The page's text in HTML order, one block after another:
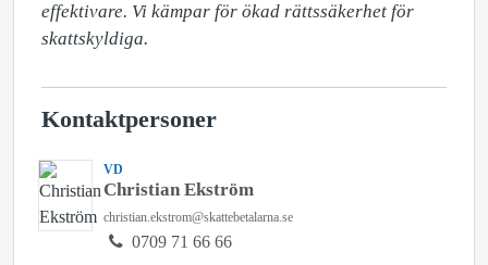
effektivare. Vi kämpar för ökad rättssäkerhet för
skattskyldiga.
Kontaktpersoner
VD
Christian Ekström
christian.ekstrom@skattebetalarna.se
0709 71 66 66